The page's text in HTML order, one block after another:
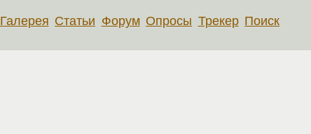
Галерея Статьи Форум Опросы Трекер Поиск